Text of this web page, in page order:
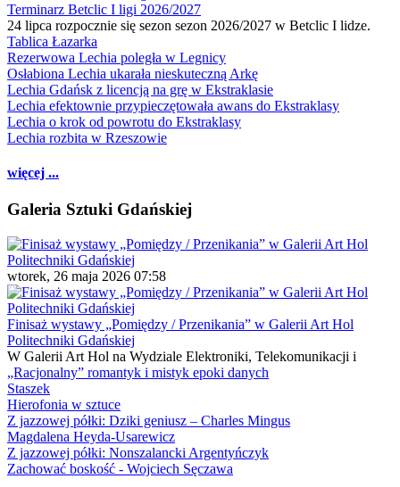
Terminarz Betclic I ligi 2026/2027
24 lipca rozpocznie się sezon sezon 2026/2027 w Betclic I lidze.
Tablica Łazarka
Rezerwowa Lechia poległa w Legnicy
Osłabiona Lechia ukarała nieskuteczną Arkę
Lechia Gdańsk z licencją na grę w Ekstraklasie
Lechia efektownie przypieczętowała awans do Ekstraklasy
Lechia o krok od powrotu do Ekstraklasy
Lechia rozbita w Rzeszowie
więcej ...
Galeria Sztuki Gdańskiej
wtorek, 26 maja 2026 07:58
Finisaż wystawy „Pomiędzy / Przenikania” w Galerii Art Hol
Politechniki Gdańskiej
W Galerii Art Hol na Wydziale Elektroniki, Telekomunikacji i
„Racjonalny” romantyk i mistyk epoki danych
Staszek
Hierofonia w sztuce
Z jazzowej półki: Dziki geniusz – Charles Mingus
Magdalena Heyda-Usarewicz
Z jazzowej półki: Nonszalancki Argentyńczyk
Zachować boskość - Wojciech Sęczawa